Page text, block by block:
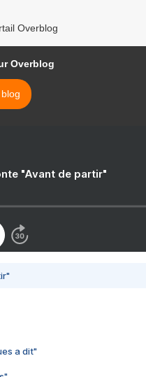
Overblog
Overblog
"Avant de partir"
a dit"